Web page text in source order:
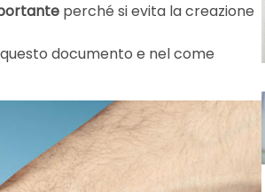
perché si evita la creazione
documento e nel come